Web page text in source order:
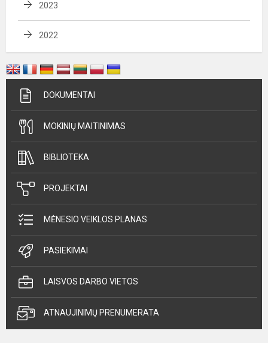
2023
2022
DOKUMENTAI
MOKINIŲ MAITINIMAS
BIBLIOTEKA
PROJEKTAI
MĖNESIO VEIKLOS PLANAS
PASIEKIMAI
LAISVOS DARBO VIETOS
ATNAUJINIMŲ PRENUMERATA